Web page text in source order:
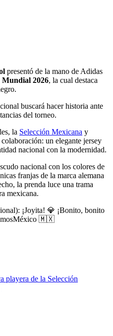
presentó de la mano de Adidas
Mundial 2026, la cual destaca
buscará hacer historia ante
del torneo.
la Selección Mexicana y
un elegante jersey
nacional con la modernidad.
nacional con los colores de
franjas de la marca alemana
la prenda luce una trama
mexicana.
¡Joyita! 💎 ¡Bonito, bonito
🇲🇽
playera de la Selección